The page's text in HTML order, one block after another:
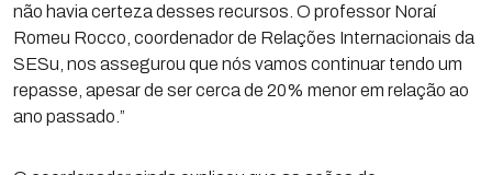
não havia certeza desses recursos. O professor Noraí
Romeu Rocco, coordenador de Relações Internacionais da
SESu, nos assegurou que nós vamos continuar tendo um
repasse, apesar de ser cerca de 20% menor em relação ao
ano passado.”